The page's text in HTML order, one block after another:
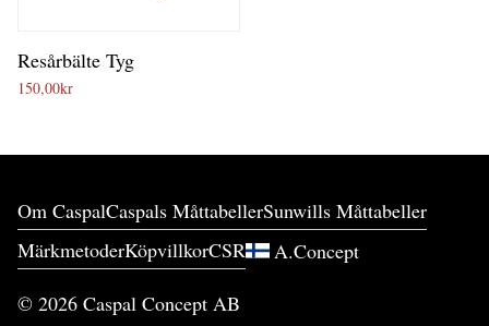
Resårbälte Tyg
150,00kr
Om CaspalCaspals MåttabellerSunwills Måttabeller
MärkmetoderKöpvillkorCSR A.Concept
© 2026 Caspal Concept AB